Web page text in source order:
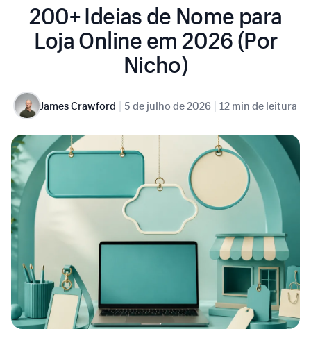
200+ Ideias de Nome para
Loja Online em 2026 (Por
Nicho)
James Crawford | 5 de julho de 2026 | 12 min de leitura